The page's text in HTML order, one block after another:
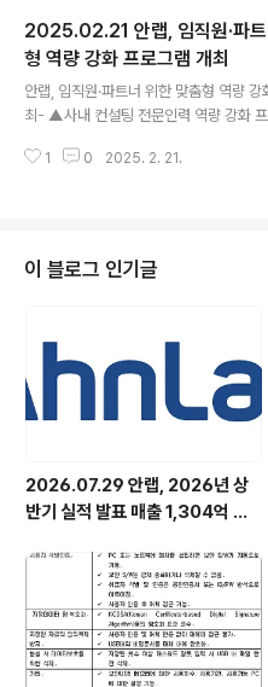
및 사업화 등 진행 안랩(대표 강석균,
)이 과학기술정보통신부 산하 정보통신기
의 ‘지능형 서비스 로봇의 사이버 레질리
한 보안기술 개발 과제’에 참여한다고 밝
고, 그 피해로부터 빠르게 복구하는 능력
2025.02.21 안랩, 임직원·파
형 역량 강화 프로그램 개최
안랩, 임직원·파트너 위한 맞춤형 역량 강
최- ▲사내 컨설팅 전문인력 역량 강화
프로그램 ‘안랩 베이스업 데이 2025(2/
파트너를 위해 다양한 맞춤형 역량 강화
했다고 밝혔다. 안랩은 최근 ▲사내 컨설
(협력사) 정보교류 및 네트워킹 프로그램
데이 2025(2/20~21)’ 등을 진행했다.
1 0 2025. 2. 21.
이 블로그 인기글
2026.07.29 안랩, 2026년 상
반기 실적 발표 매출 1,304억 원,